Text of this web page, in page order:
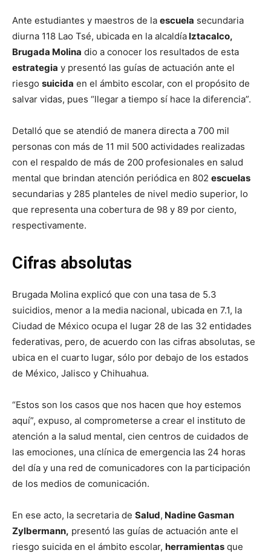
Ante estudiantes y maestros de la escuela secundaria
diurna 118 Lao Tsé, ubicada en la alcaldía Iztacalco,
Brugada Molina dio a conocer los resultados de esta
estrategia y presentó las guías de actuación ante el
riesgo suicida en el ámbito escolar, con el propósito de
salvar vidas, pues “llegar a tiempo sí hace la diferencia”.
Detalló que se atendió de manera directa a 700 mil
personas con más de 11 mil 500 actividades realizadas
con el respaldo de más de 200 profesionales en salud
mental que brindan atención periódica en 802 escuelas
secundarias y 285 planteles de nivel medio superior, lo
que representa una cobertura de 98 y 89 por ciento,
respectivamente.
Cifras absolutas
Brugada Molina explicó que con una tasa de 5.3
suicidios, menor a la media nacional, ubicada en 7.1, la
Ciudad de México ocupa el lugar 28 de las 32 entidades
federativas, pero, de acuerdo con las cifras absolutas, se
ubica en el cuarto lugar, sólo por debajo de los estados
de México, Jalisco y Chihuahua.
“Estos son los casos que nos hacen que hoy estemos
aquí”, expuso, al comprometerse a crear el instituto de
atención a la salud mental, cien centros de cuidados de
las emociones, una clínica de emergencia las 24 horas
del día y una red de comunicadores con la participación
de los medios de comunicación.
En ese acto, la secretaria de Salud, Nadine Gasman
Zylbermann, presentó las guías de actuación ante el
riesgo suicida en el ámbito escolar, herramientas que